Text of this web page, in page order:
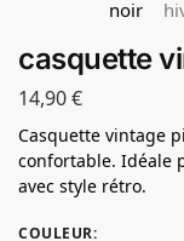
casquette
14,90€
Casquette vintage
confortable. Idéale
avec style rétro.
COULEUR: